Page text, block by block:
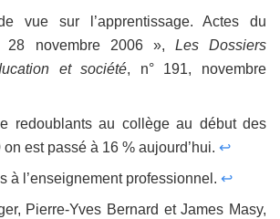
vue sur l’apprentissage. Actes du
28 novembre 2006 », Les Dossiers
et société, n° 191, novembre
redoublants au collège au début des
est passé à 16 % aujourd’hui. ↩
à l’enseignement professionnel. ↩
Pierre-Yves Bernard et James Masy,